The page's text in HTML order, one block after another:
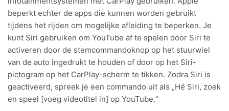
beperkt echter de apps die kunnen worden gebruikt
tijdens het rijden om mogelijke afleiding te beperken. Je
kunt Siri gebruiken om YouTube af te spelen door Siri te
activeren door de stemcommandoknop op het stuurwiel
van de auto ingedrukt te houden of door op het Siri-
pictogram op het CarPlay-scherm te tikken. Zodra Siri is
geactiveerd, spreek je een commando uit als „Hé Siri, zoek
en speel [voeg videotitel in] op YouTube.“